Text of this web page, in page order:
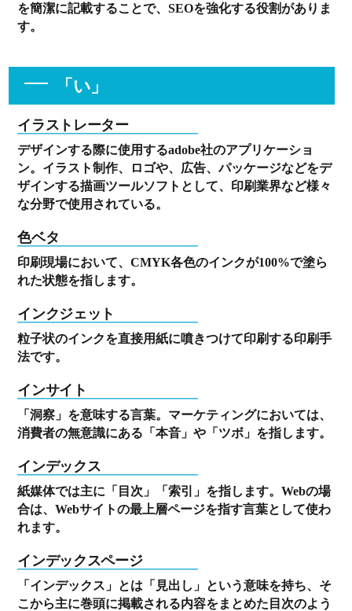
を簡潔に記載することで、SEOを強化する役割がありま
す。
「い」
イラストレーター
デザインする際に使用するadobe社のアプリケーショ
ン。イラスト制作、ロゴや、広告、パッケージなどをデ
ザインする描画ツールソフトとして、印刷業界など様々
な分野で使用されている。
色ベタ
印刷現場において、CMYK各色のインクが100%で塗ら
れた状態を指します。
インクジェット
粒子状のインクを直接用紙に噴きつけて印刷する印刷手
法です。
インサイト
「洞察」を意味する言葉。マーケティングにおいては、
消費者の無意識にある「本音」や「ツボ」を指します。
インデックス
紙媒体では主に「目次」「索引」を指します。Webの場
合は、Webサイトの最上層ページを指す言葉として使わ
れます。
インデックスページ
「インデックス」とは「見出し」という意味を持ち、そ
こから主に巻頭に掲載される内容をまとめた目次のよう